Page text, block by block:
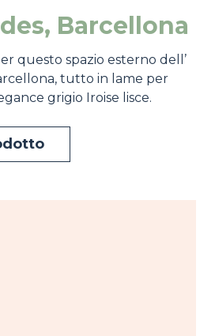
Barcellona
questo spazio esterno dell’
tutto in lame per
grigio Iroise lisce.